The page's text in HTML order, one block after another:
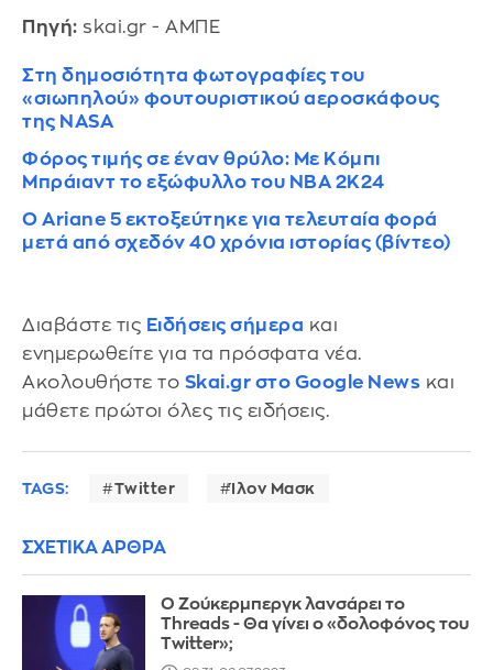
Πηγή: skai.gr - ΑΜΠΕ
Στη δημοσιότητα φωτογραφίες του
«σιωπηλού» φουτουριστικού αεροσκάφους
της NASA
Φόρος τιμής σε έναν θρύλο: Με Κόμπι
Μπράιαντ το εξώφυλλο του NBA 2K24
Ο Ariane 5 εκτοξεύτηκε για τελευταία φορά
μετά από σχεδόν 40 χρόνια ιστορίας (βίντεο)
Διαβάστε τις Ειδήσεις σήμερα και
ενημερωθείτε για τα πρόσφατα νέα.
Ακολουθήστε το Skai.gr στο Google News και
μάθετε πρώτοι όλες τις ειδήσεις.
TAGS: Twitter Ίλον Μασκ
ΣΧΕΤΙΚΑ ΑΡΘΡΑ
Ο Ζούκερμπεργκ λανσάρει το
Threads - Θα γίνει ο «δολοφόνος του
Twitter»;